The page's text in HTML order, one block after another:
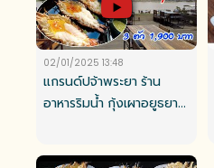
02/01/2025 13:48
แกรนด์ปจ้าพระยา ร้าน
อาหารริมน้ำ กุ้งเผาอยูธยา